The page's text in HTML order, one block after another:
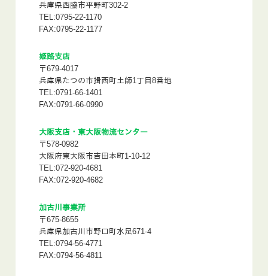
兵庫県西脇市平野町302-2
TEL:0795-22-1170
FAX:0795-22-1177
姫路支店
〒679-4017
兵庫県たつの市揖西町土師1丁目8番地
TEL:0791-66-1401
FAX:0791-66-0990
大阪支店・東大阪物流センター
〒578-0982
大阪府東大阪市吉田本町1-10-12
TEL:072-920-4681
FAX:072-920-4682
加古川事業所
〒675-8655
兵庫県加古川市野口町水足671-4
TEL:0794-56-4771
FAX:0794-56-4811